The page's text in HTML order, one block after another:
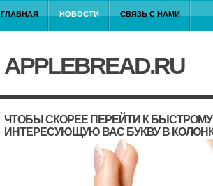
ГЛАВНАЯ НОВОСТИ СВЯЗЬ С НАМИ
APPLEBREAD.RU
ЧТОБЫ СКОРЕЕ ПЕРЕЙТИ К
ИНТЕРЕСУЮЩУЮ ВАС БУКВУ В